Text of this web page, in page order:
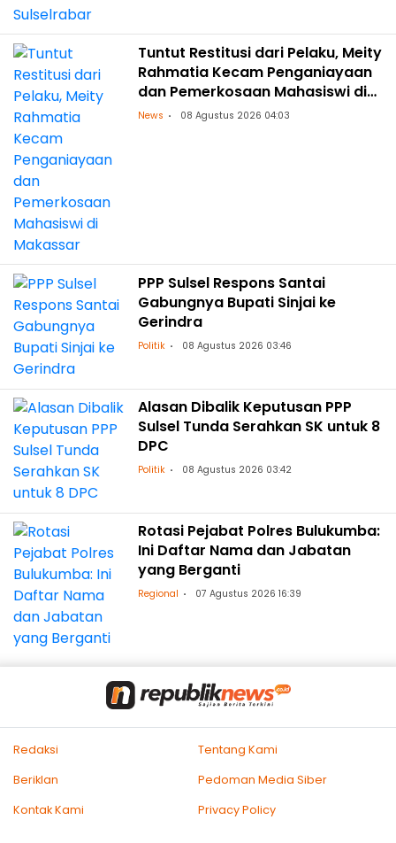
Tuntut Restitusi dari Pelaku, Meity
Rahmatia Kecam Penganiayaan
dan Pemerkosaan Mahasiswi di
Makassar
News 08 Agustus 2026 04:03
PPP Sulsel Respons Santai
Gabungnya Bupati Sinjai ke
Gerindra
Politik 08 Agustus 2026 03:46
Alasan Dibalik Keputusan PPP
Sulsel Tunda Serahkan SK untuk 8
DPC
Politik 08 Agustus 2026 03:42
Rotasi Pejabat Polres Bulukumba:
Ini Daftar Nama dan Jabatan
yang Berganti
Regional 07 Agustus 2026 16:39
Redaksi
Tentang Kami
Beriklan
Pedoman Media Siber
Kontak Kami
Privacy Policy